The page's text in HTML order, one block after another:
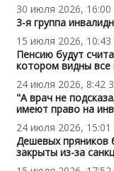
30 июля 2026, 16:00
3-я группа
15 июля 2026, 10:43
Пенсию будут
котором видны все
24 июля 2026, 8:42
"А врач не
имеют право на
24 июля 2026, 15:01
Дешевых пряников
закрыты из-за